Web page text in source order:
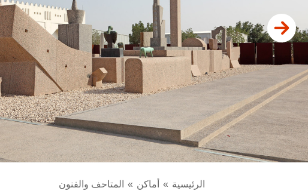
الرئيسية أماكن المتاحف والفنون